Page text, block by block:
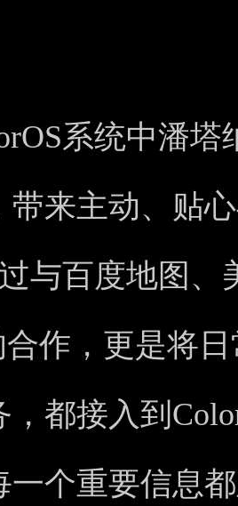
系统中潘
带来主动、贴
与百度地图
合作，更是将
，都接入到
一个重要信息